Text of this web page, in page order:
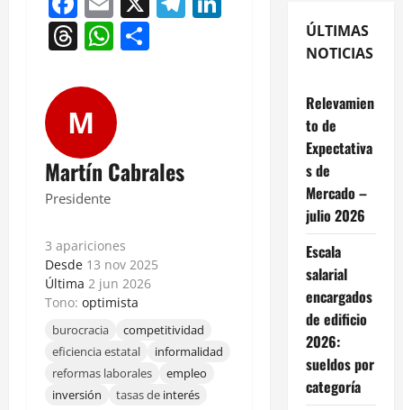
Threads
WhatsApp
M
Martín Cabrales
Presidente
3 apariciones
Desde 13 nov 2025
Última 2 jun 2026
Tono: optimista
burocracia
competitividad
eficiencia estatal
informalidad
reformas laborales
empleo
inversión
tasas de interés
ÚLTIMAS
NOTICIAS
Relevamien
to de
Expectativa
s de
Mercado –
julio 2026
Escala
salarial
encargados
de edificio
2026:
sueldos por
categoría